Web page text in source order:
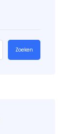
Zoeken